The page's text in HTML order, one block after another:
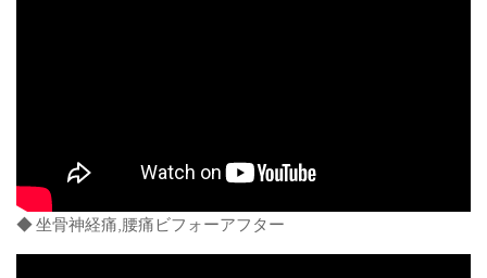
◆ 坐骨神経痛,腰痛ビフォーアフター